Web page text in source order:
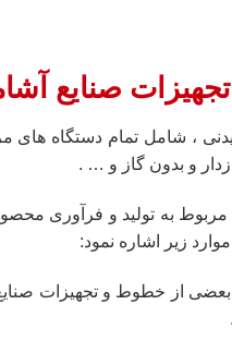
صنایع
، شامل تمام دستگاه های
و بدون گاز و … .
مربوط به تولید و فرآوری
زیر اشاره نمود:
بعضی از خطوط و تجهیزات